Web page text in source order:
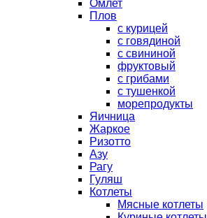
Омлет
Плов
с курицей
с говядиной
с свининой
фруктовый
с грибами
с тушенкой
морепродукты
Яичница
Жаркое
Ризотто
Азу
Рагу
Гуляш
Котлеты
Мясные котлеты